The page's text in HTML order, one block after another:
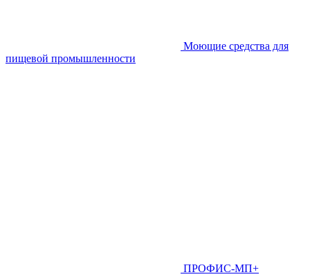
Моющие средства для
пищевой промышленности
ПРОФИС-МП+